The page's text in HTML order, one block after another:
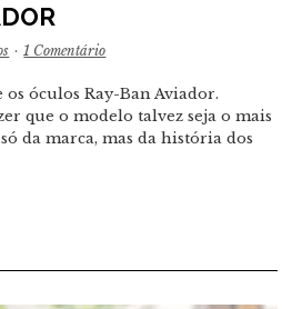
· 1 Comentário
óculos Ray-Ban Aviador.
que o modelo talvez seja o mais
da marca, mas da história dos